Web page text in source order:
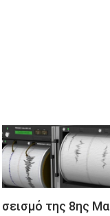
σεισμό της 8ης